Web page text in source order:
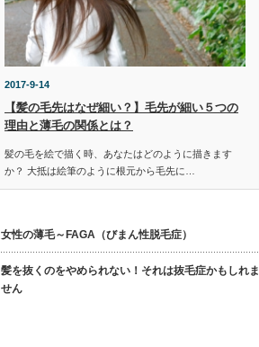
2017-9-14
【髪の毛先はなぜ細い？】毛先が細い５つの
理由と薄毛の関係とは？
髪の毛を絵で描く時、あなたはどのように描きます
か？ 大抵は絵筆のように根元から毛先に…
女性の薄毛～FAGA（びまん性脱毛症）
髪を抜くのをやめられない！それは抜毛症かもしれま
せん